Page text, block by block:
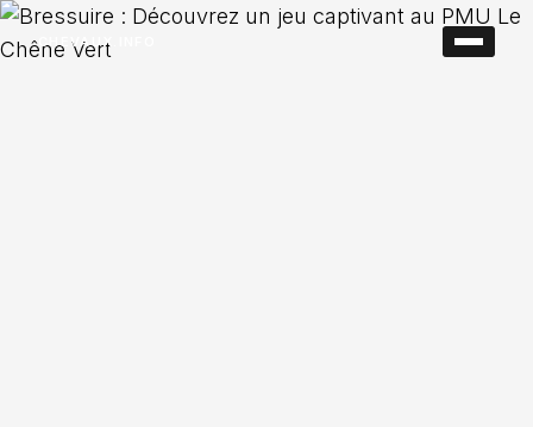
CHEVAUX.INFO